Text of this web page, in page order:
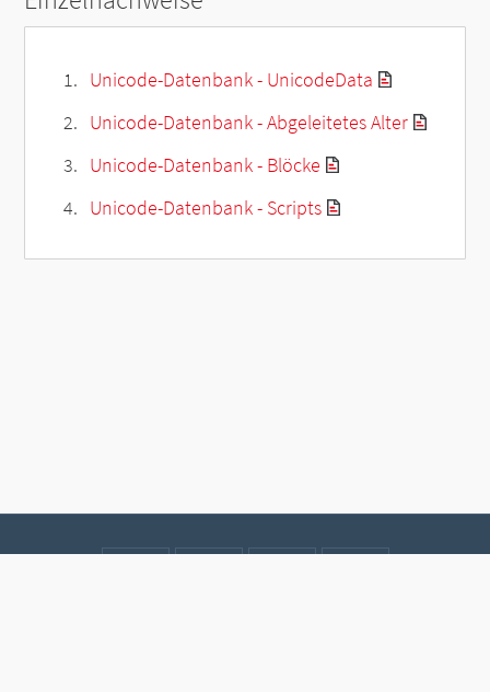
Unicode-Datenbank - UnicodeData
Unicode-Datenbank - Abgeleitetes Alter
Unicode-Datenbank - Blöcke
Unicode-Datenbank - Scripts